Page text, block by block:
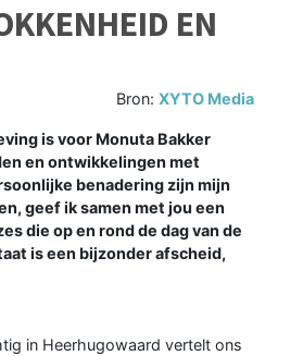
EN
Bron:XYTO Media
is voor Monuta Bakker
en ontwikkelingen met
benadering zijn mijn
geef ik samen met jou een
die op en rond de dag van de
is een bijzonder afscheid,
in Heerhugowaard vertelt ons